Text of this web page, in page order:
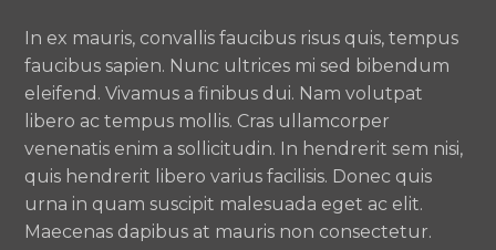
In ex mauris, convallis faucibus risus quis, tempus
faucibus sapien. Nunc ultrices mi sed bibendum
eleifend. Vivamus a finibus dui. Nam volutpat
libero ac tempus mollis. Cras ullamcorper
venenatis enim a sollicitudin. In hendrerit sem nisi,
quis hendrerit libero varius facilisis. Donec quis
urna in quam suscipit malesuada eget ac elit.
Maecenas dapibus at mauris non consectetur.